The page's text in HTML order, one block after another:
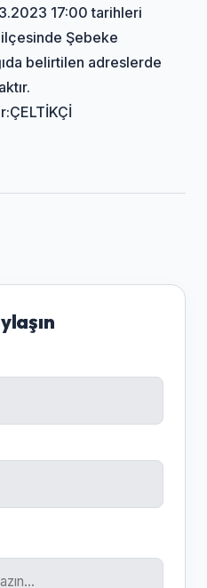
17:00 tarihleri
ilçesinde Şebeke
belirtilen adreslerde